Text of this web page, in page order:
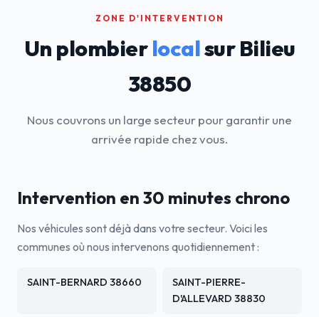
ZONE D'INTERVENTION
Un plombierlocalsur Bilieu
38850
Nous couvrons un large secteur pour garantir une
arrivée rapide chez vous.
Intervention en 30 minutes chrono
Nos véhicules sont déjà dans votre secteur. Voici les
communes où nous intervenons quotidiennement :
SAINT-BERNARD 38660
SAINT-PIERRE-
D'ALLEVARD 38830